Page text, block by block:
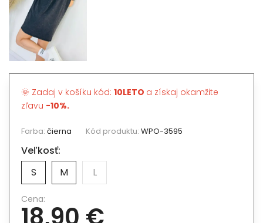
🌞 Zadaj v košíku kód: 10LETO a získaj okamžite
zľavu -10%.
Farba: čierna Kód produktu: WPO-3595
Veľkosť:
S
M L
Cena: